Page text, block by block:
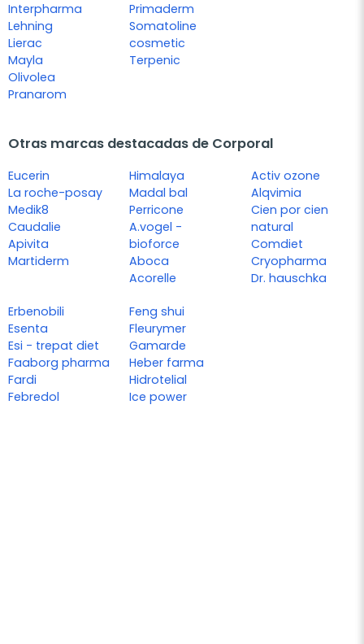
Interpharma
Lehning
Lierac
Mayla
Olivolea
Pranarom
Primaderm
Somatoline
cosmetic
Terpenic
Otras marcas destacadas de Corporal
Eucerin
La roche-posay
Medik8
Caudalie
Apivita
Martiderm
Himalaya
Madal bal
Perricone
A.vogel -
bioforce
Aboca
Acorelle
Activ ozone
Alqvimia
Cien por cien
natural
Comdiet
Cryopharma
Dr. hauschka
Erbenobili
Esenta
Esi - trepat diet
Faaborg pharma
Fardi
Febredol
Feng shui
Fleurymer
Gamarde
Heber farma
Hidrotelial
Ice power